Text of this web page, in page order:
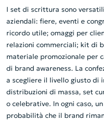
I set di scrittura sono
aziendali: fiere, eventi e
ricordo utile; omaggi per
relazioni commerciali; kit di
materiale promozionale per
di brand awareness. La
a scegliere il livello giusto di
distribuzioni di massa, set
o celebrative. In ogni caso,
probabilità che il brand